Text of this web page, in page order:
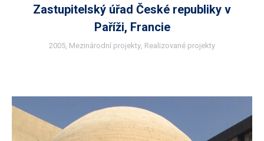
Zastupitelský úřad České republiky v
Paříži, Francie
2005 Mezinárodní projekty Realizované projekty